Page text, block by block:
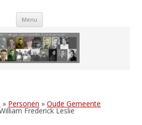
Menu Skip
» Personen » Oude Gemeente
Frederick Leslie